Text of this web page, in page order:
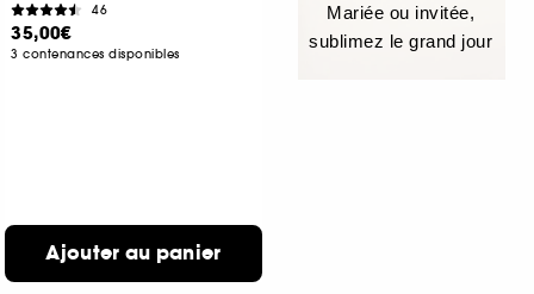
46
35,00€
3 contenances disponibles
Ajouter au panier
Mariée ou invitée,
sublimez le grand jour